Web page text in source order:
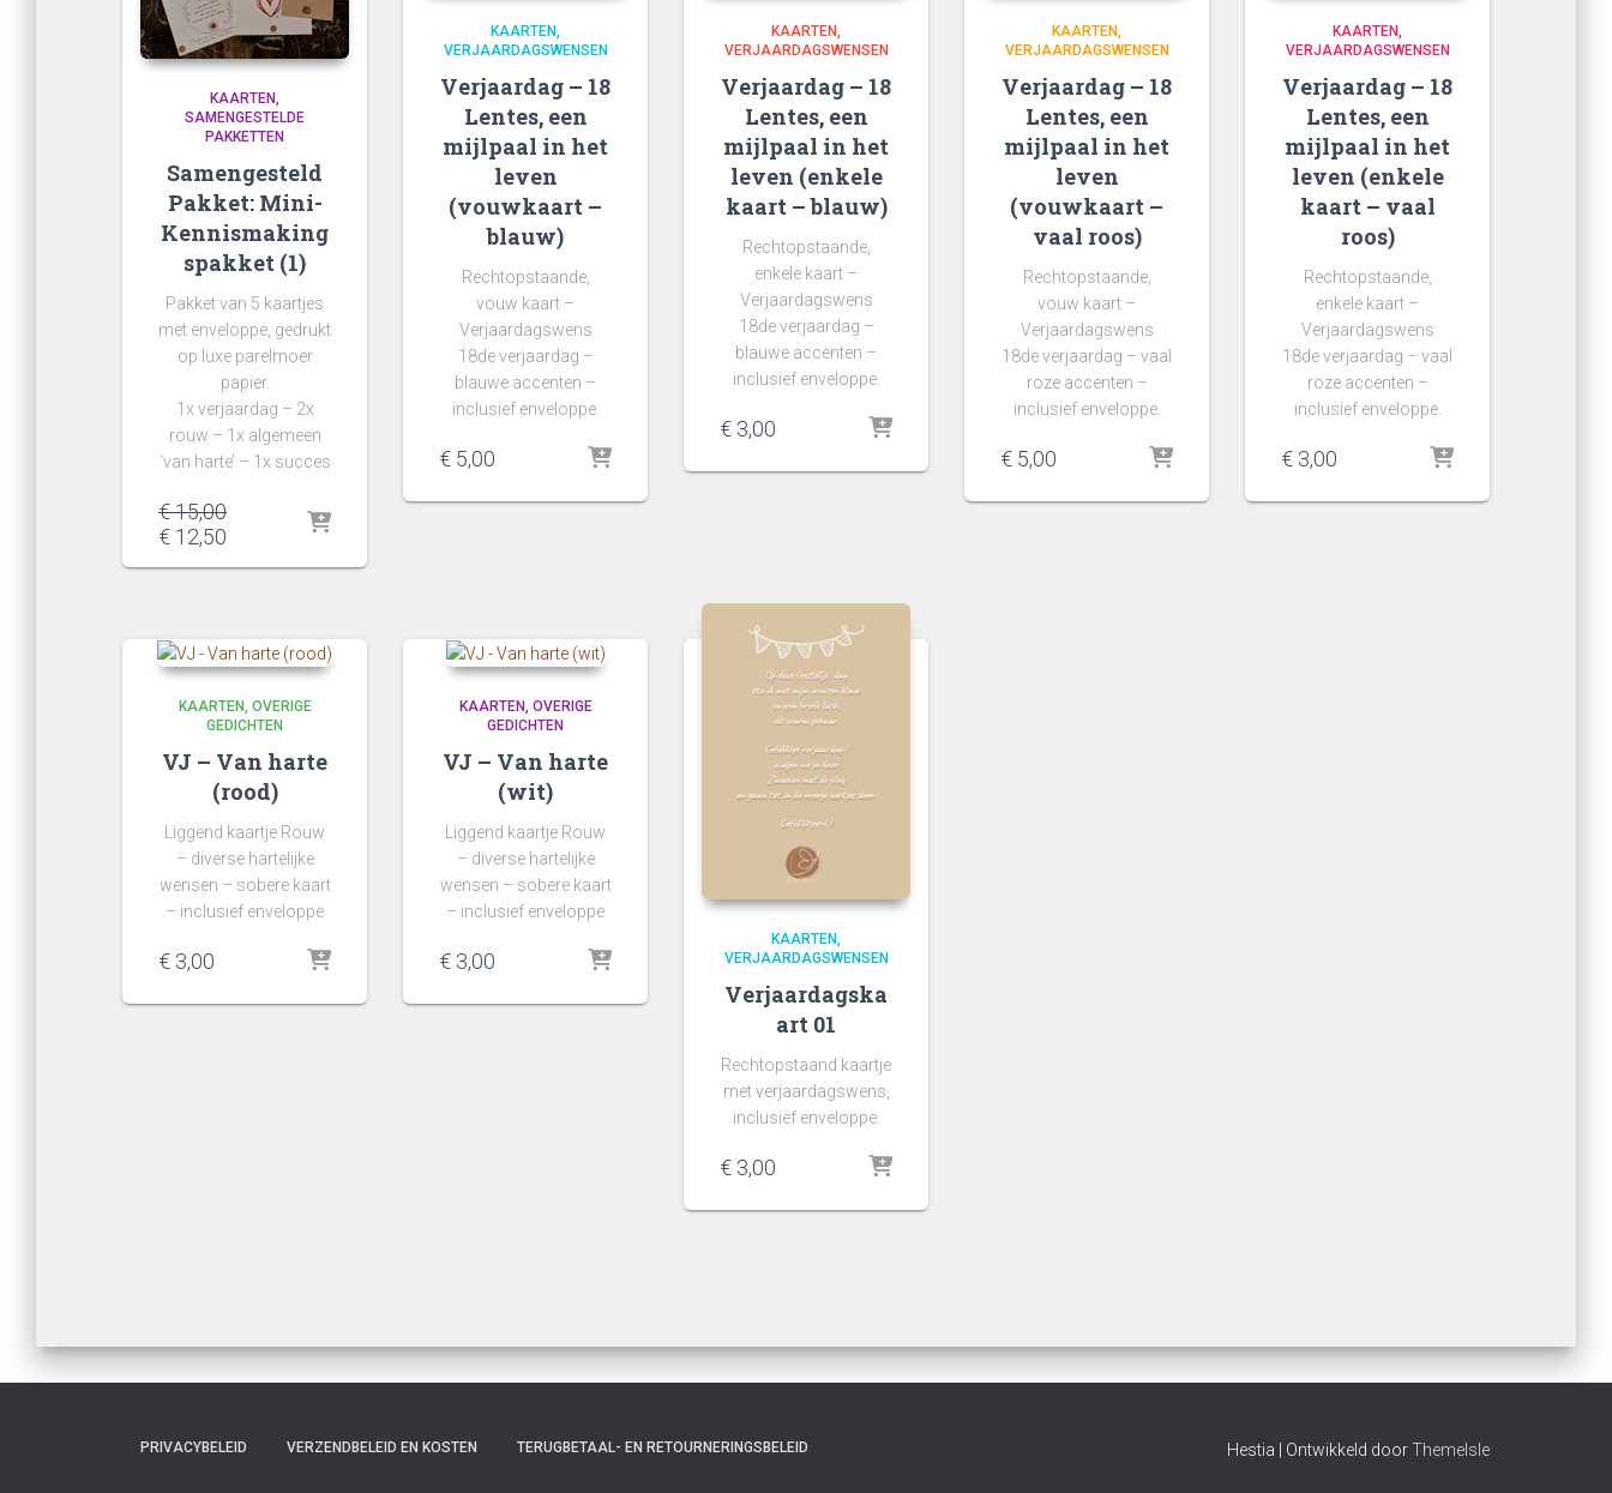
KAARTEN
SAMENGESTELDE
PAKKETTEN
Samengesteld
Pakket: Mini-
Kennismaking
spakket (1)
Pakket van 5 kaartjes
met enveloppe, gedrukt
op luxe parelmoer
papier.
1x verjaardag – 2x
rouw – 1x algemeen
‘van harte’ – 1x succes
€15,00Oorspronkelijke
€ 12,50
KAARTEN
VERJAARDAGSWENSEN
Verjaardag – 18
Lentes, een
mijlpaal in het
leven
(vouwkaart –
blauw)
Rechtopstaande,
vouw kaart –
Verjaardagswens
18de verjaardag –
blauwe accenten –
inclusief enveloppe.
€ 5,00
KAARTEN
VERJAARDAGSWENSEN
Verjaardag – 18
Lentes, een
mijlpaal in het
leven (enkele
kaart – blauw)
Rechtopstaande,
enkele kaart –
Verjaardagswens
18de verjaardag –
blauwe accenten –
inclusief enveloppe.
€ 3,00
KAARTEN
VERJAARDAGSWENSEN
Verjaardag – 18
Lentes, een
mijlpaal in het
leven
(vouwkaart –
vaal roos)
Rechtopstaande,
vouw kaart –
Verjaardagswens
18de verjaardag – vaal
roze accenten –
inclusief enveloppe.
€ 5,00
KAARTEN
VERJAARDAGSWENSEN
Verjaardag – 18
Lentes, een
mijlpaal in het
leven (enkele
kaart – vaal
roos)
Rechtopstaande,
enkele kaart –
Verjaardagswens
18de verjaardag – vaal
roze accenten –
inclusief enveloppe.
€ 3,00
KAARTEN OVERIGE
GEDICHTEN
VJ – Van harte
(rood)
Liggend kaartje Rouw
– diverse hartelijke
wensen – sobere kaart
– inclusief enveloppe
€ 3,00
KAARTEN OVERIGE
GEDICHTEN
VJ – Van harte
(wit)
Liggend kaartje Rouw
– diverse hartelijke
wensen – sobere kaart
– inclusief enveloppe
€ 3,00
KAARTEN
VERJAARDAGSWENSEN
Verjaardagska
art 01
Rechtopstaand kaartje
met verjaardagswens,
inclusief enveloppe.
€ 3,00
PRIVACYBELEID VERZENDBELEID EN KOSTEN TERUGBETAAL- EN RETOURNERINGSBELEID Hestia | Ontwikkeld doorThemeIsle